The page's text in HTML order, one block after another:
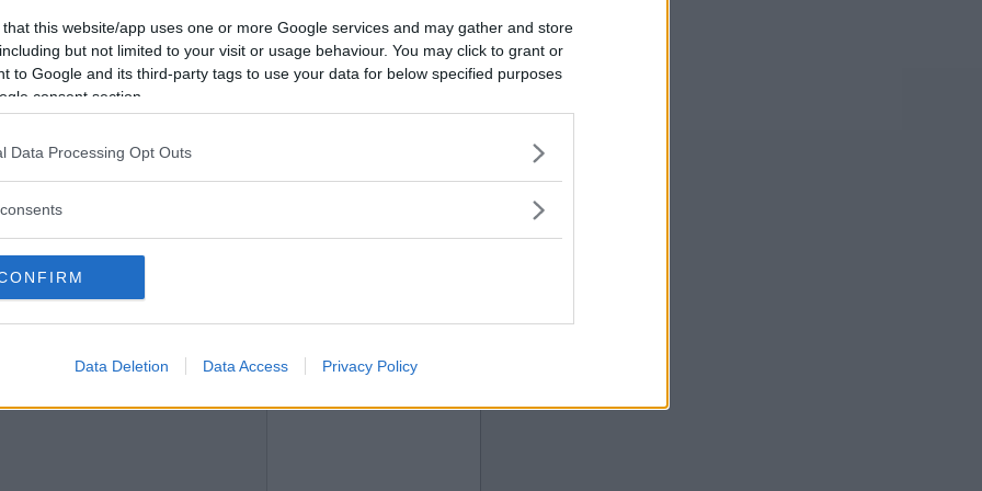
that this website/app uses one or more Google services and may gather and store
but not limited to your visit or usage behaviour. You may click to grant or
to Google and its third-party tags to use your data for below specified purposes
consent section.
Data Processing Opt Outs
Data Deletion Data Access Privacy Policy
Vill du bli
medlem?